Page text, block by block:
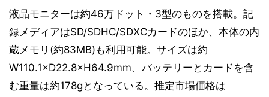
液晶モニターは約46万ドット・3型のものを搭載。記
録メディアはSD/SDHC/SDXCカードのほか、本体の内
蔵メモリ(約83MB)も利用可能。サイズは約
W110.1×D22.8×H64.9mm、バッテリーとカードを含
む重量は約178gとなっている。推定市場価格は